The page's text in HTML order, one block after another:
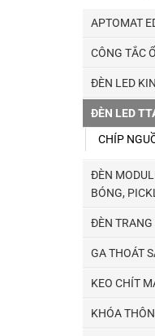
APTOMAT
CÔNG TẮC
ĐÈN LED
ĐÈN LED
CHÍP
ĐÈN
BÓNG,
ĐÈN TRANG
GA THOÁT
KEO CHÍT
KHÓA